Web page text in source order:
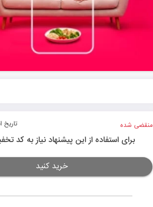
منقضی شده تاریخ
برای استفاده از این پیشنهاد نیاز به کد
خرید کنید